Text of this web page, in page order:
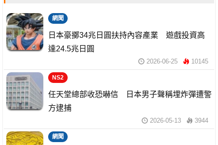
網聞
日本豪擲34兆日圓扶持內容產業 遊戲投資高
達24.5兆日圓
2026-06-25 10145
NS2
任天堂總部收恐嚇信 日本男子聲稱埋炸彈遭警
方逮捕
2026-05-13 3944
網聞